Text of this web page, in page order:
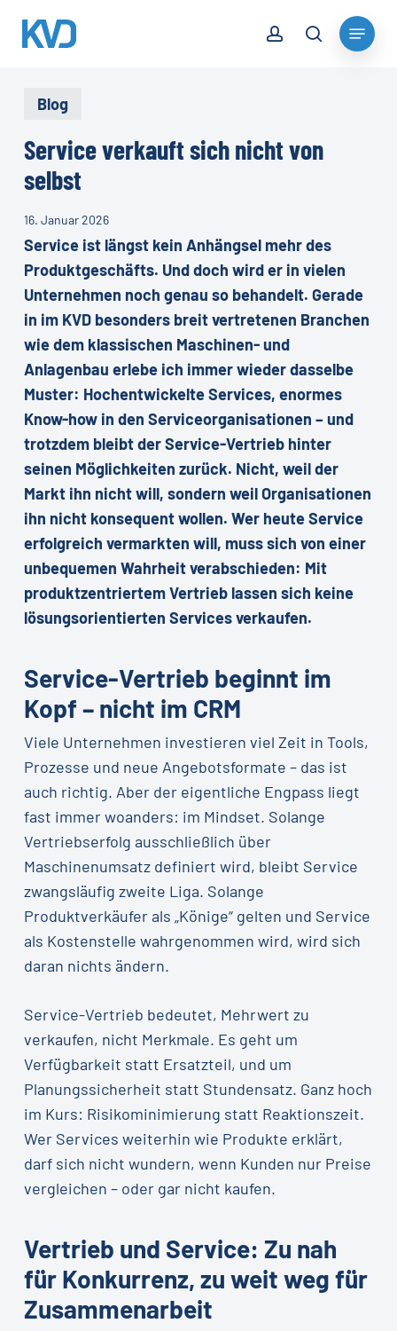
search
Menu
Blog
Service verkauft sich nicht von
selbst
16. Januar 2026
Service ist längst kein Anhängsel mehr des
Produktgeschäfts. Und doch wird er in vielen
Unternehmen noch genau so behandelt. Gerade
in im KVD besonders breit vertretenen Branchen
wie dem klassischen Maschinen- und
Anlagenbau erlebe ich immer wieder dasselbe
Muster: Hochentwickelte Services, enormes
Know-how in den Serviceorganisationen – und
trotzdem bleibt der Service-Vertrieb hinter
seinen Möglichkeiten zurück. Nicht, weil der
Markt ihn nicht will, sondern weil Organisationen
ihn nicht konsequent wollen. Wer heute Service
erfolgreich vermarkten will, muss sich von einer
unbequemen Wahrheit verabschieden: Mit
produktzentriertem Vertrieb lassen sich keine
lösungsorientierten Services verkaufen.
Service-Vertrieb beginnt im
Kopf – nicht im CRM
Viele Unternehmen investieren viel Zeit in Tools,
Prozesse und neue Angebotsformate – das ist
auch richtig. Aber der eigentliche Engpass liegt
fast immer woanders: im Mindset. Solange
Vertriebserfolg ausschließlich über
Maschinenumsatz definiert wird, bleibt Service
zwangsläufig zweite Liga. Solange
Produktverkäufer als „Könige“ gelten und Service
als Kostenstelle wahrgenommen wird, wird sich
daran nichts ändern.
Service-Vertrieb bedeutet, Mehrwert zu
verkaufen, nicht Merkmale. Es geht um
Verfügbarkeit statt Ersatzteil, und um
Planungssicherheit statt Stundensatz. Ganz hoch
im Kurs: Risikominimierung statt Reaktionszeit.
Wer Services weiterhin wie Produkte erklärt,
darf sich nicht wundern, wenn Kunden nur Preise
vergleichen – oder gar nicht kaufen.
Vertrieb und Service: Zu nah
für Konkurrenz, zu weit weg für
Zusammenarbeit
Close